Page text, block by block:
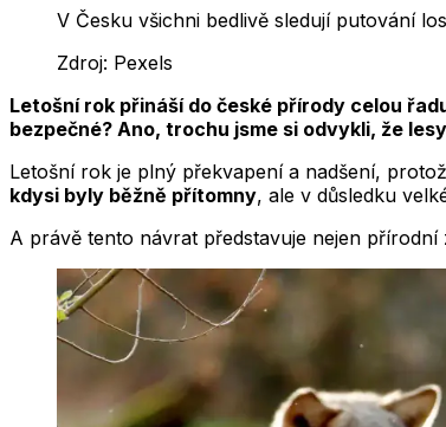
V Česku všichni bedlivě sledují putování
Zdroj: Pexels
Letošní rok přináší do české přírody celou
bezpečné? Ano, trochu jsme si odvykli, že
Letošní rok je plný překvapení a nadšení,
kdysi byly běžně přítomny, ale v důsledku
A právě tento návrat představuje nejen